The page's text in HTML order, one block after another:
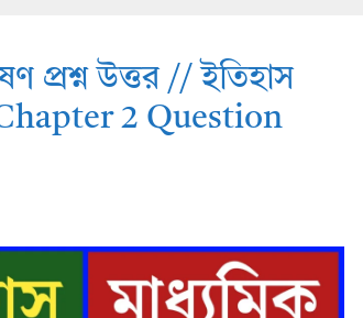
প্রশ্ন উত্তর // ইতিহাস
2 Question